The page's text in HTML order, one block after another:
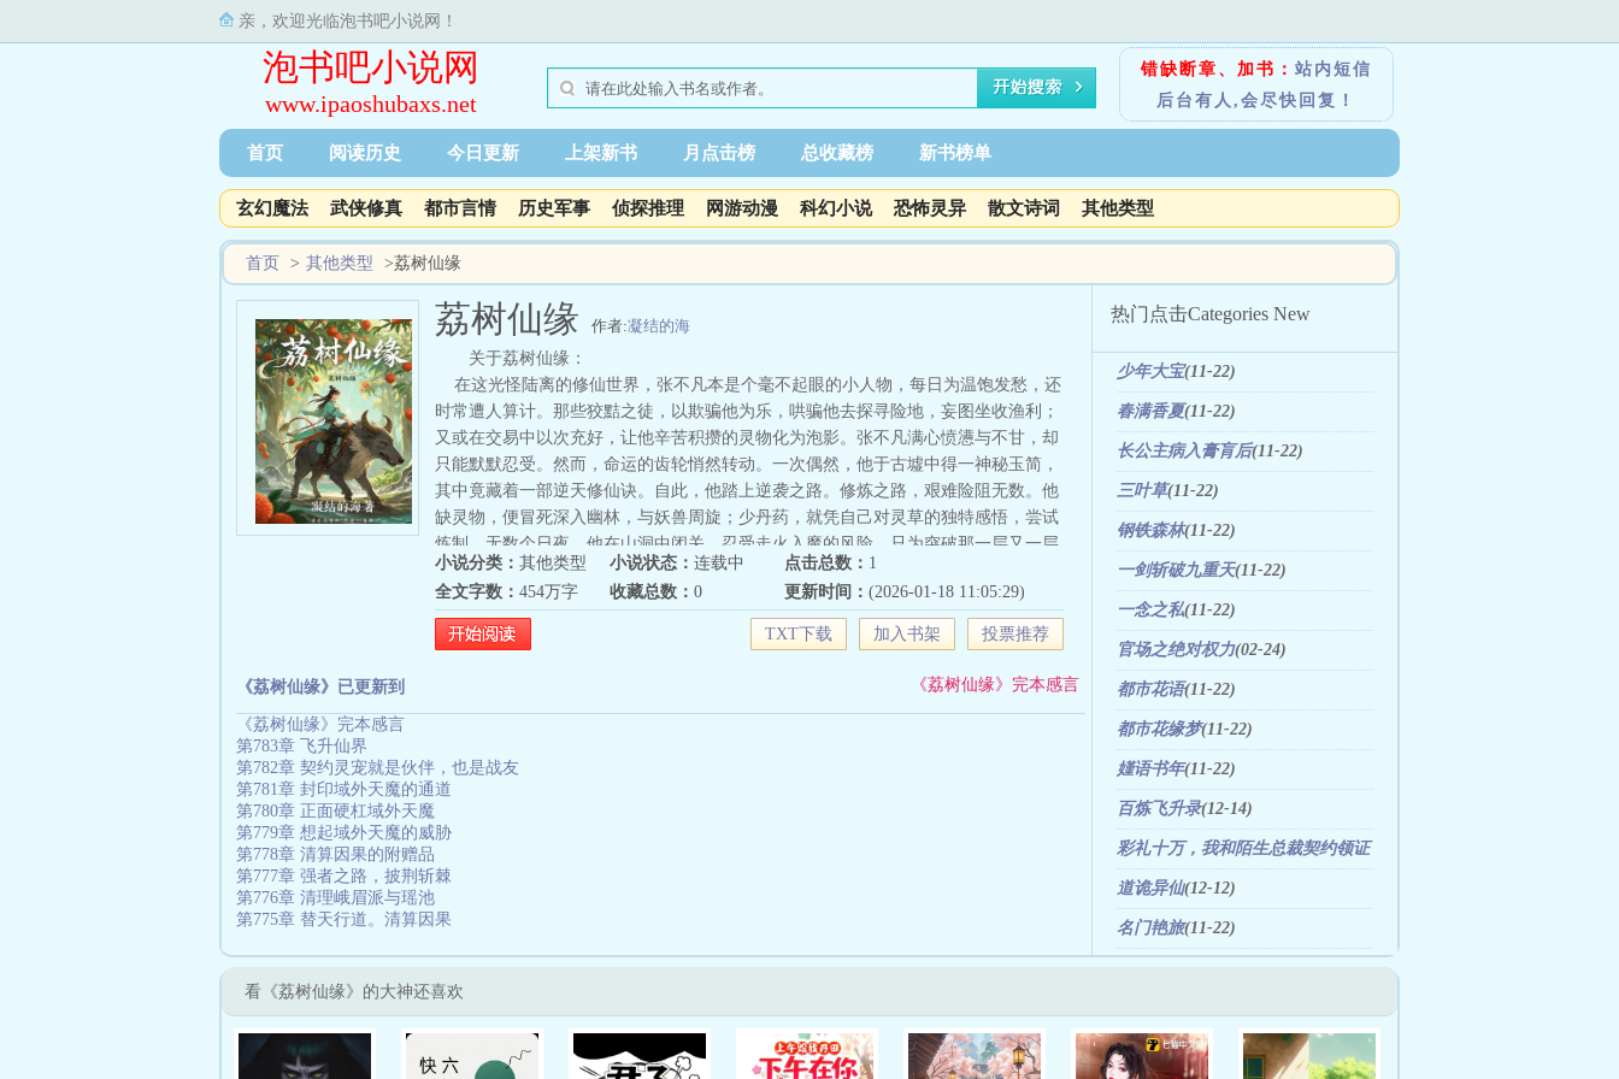
亲，欢迎光临泡书吧小说网！
泡书吧小说网
www.ipaoshubaxs.net
错缺断章、加书： 站内短信
后台有人,会尽快回复！
首页 阅读历史 今日更新 上架新书 月点击榜 总收藏榜 新书榜单
玄幻魔法 武侠修真 都市言情 历史军事 侦探推理 网游动漫 科幻小说 恐怖灵异 散文诗词 其他类型
首页 > 其他类型 >荔树仙缘
荔树仙缘 作者:凝结的海
关于荔树仙缘：
在这光怪陆离的修仙世界，张不凡本是个毫不起眼的小人物，每日为温饱发愁，还
时常遭人算计。那些狡黠之徒，以欺骗他为乐，哄骗他去探寻险地，妄图坐收渔利；
又或在交易中以次充好，让他辛苦积攒的灵物化为泡影。张不凡满心愤懑与不甘，却
只能默默忍受。然而，命运的齿轮悄然转动。一次偶然，他于古墟中得一神秘玉简，
其中竟藏着一部逆天修仙诀。自此，他踏上逆袭之路。修炼之路，艰难险阻无数。他
缺灵物，便冒死深入幽林，与妖兽周旋；少丹药，就凭自己对灵草的独特感悟，尝试
炼制。无数个日夜，他在山洞中闭关，忍受走火入魔的风险，只为突破那一层又一层
的境界。岁月流转，张不凡在困境中砥砺前行。他的智谋在一次次被算计中磨砺得愈
发锐利，能洞察人心的险恶；他的实力在艰苦修炼里不断攀升，可与各方强者一较高
下。终于，在那决定乾坤的仙魔大战中，张不凡以一袭黑袍之姿现身。他施展出绝世
仙法，光芒万丈，令天地失色。曾经的算计与苦难，皆成他今日的垫脚石。他于战火
中穿梭，降魔除妖，护佑苍生。经此一役，他声名大噪，成为修仙界人人敬仰的传
小说分类： 其他类型 小说状态： 连载中 点击总数： 1
全文字数： 454万字 收藏总数： 0 更新时间： (2026-01-18 11:05:29)
TXT下载 加入书架 投票推荐
《荔树仙缘》已更新到 《荔树仙缘》完本感言
《荔树仙缘》完本感言
第783章 飞升仙界
第782章 契约灵宠就是伙伴，也是战友
第781章 封印域外天魔的通道
第780章 正面硬杠域外天魔
第779章 想起域外天魔的威胁
第778章 清算因果的附赠品
第777章 强者之路，披荆斩棘
第776章 清理峨眉派与瑶池
第775章 替天行道。清算因果
热门点击Categories New
少年大宝(11-22)
春满香夏(11-22)
长公主病入膏肓后(11-22)
三叶草(11-22)
钢铁森林(11-22)
一剑斩破九重天(11-22)
一念之私(11-22)
官场之绝对权力(02-24)
都市花语(11-22)
都市花缘梦(11-22)
嫤语书年(11-22)
百炼飞升录(12-14)
彩礼十万，我和陌生总裁契约领证
了(11-21)
道诡异仙(12-12)
名门艳旅(11-22)
看《荔树仙缘》的大神还喜欢